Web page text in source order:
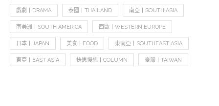
戲劇丨DRAMA 泰國丨THAILAND 南亞丨SOUTH ASIA
南美洲丨SOUTH AMERICA 西歐丨WESTERN EUROPE
日本丨JAPAN 美食丨FOOD 東南亞丨SOUTHEAST ASIA
東亞丨EAST ASIA 快思慢想丨COLUMN 臺灣丨TAIWAN